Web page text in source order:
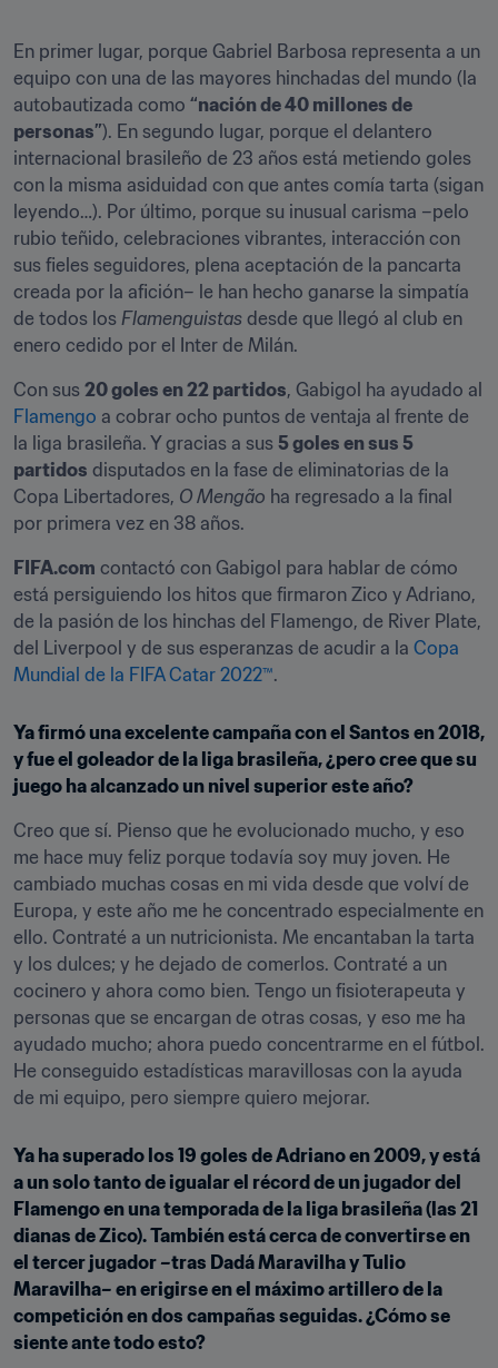
En primer lugar, porque Gabriel Barbosa representa a un
equipo con una de las mayores hinchadas del mundo (la
autobautizada como “nación de 40 millones de
personas”). En segundo lugar, porque el delantero
internacional brasileño de 23 años está metiendo goles
con la misma asiduidad con que antes comía tarta (sigan
leyendo…). Por último, porque su inusual carisma –pelo
rubio teñido, celebraciones vibrantes, interacción con
sus fieles seguidores, plena aceptación de la pancarta
creada por la afición– le han hecho ganarse la simpatía
de todos los Flamenguistas desde que llegó al club en
enero cedido por el Inter de Milán.
Con sus 20 goles en 22 partidos
Flamengo a cobrar ocho puntos de ventaja al frente de
la liga brasileña. Y gracias a sus 5 goles en sus 5
partidos disputados en la fase de eliminatorias de la
Copa Libertadores, O Mengão ha regresado a la final
por primera vez en 38 años.
FIFA.com contactó con Gabigol para hablar de cómo
está persiguiendo los hitos que firmaron Zico y Adriano,
de la pasión de los hinchas del Flamengo, de River Plate,
del Liverpool y de sus esperanzas de acudir a la Copa
Mundial de la FIFA Catar 2022™.
Ya firmó una excelente campaña con el Santos en 2018,
y fue el goleador de la liga brasileña, ¿pero cree que su
juego ha alcanzado un nivel superior este año?
Creo que sí. Pienso que he evolucionado mucho, y eso
me hace muy feliz porque todavía soy muy joven. He
cambiado muchas cosas en mi vida desde que volví de
Europa, y este año me he concentrado especialmente en
ello. Contraté a un nutricionista. Me encantaban la tarta
y los dulces; y he dejado de comerlos. Contraté a un
cocinero y ahora como bien. Tengo un fisioterapeuta y
personas que se encargan de otras cosas, y eso me ha
ayudado mucho; ahora puedo concentrarme en el fútbol.
He conseguido estadísticas maravillosas con la ayuda
de mi equipo, pero siempre quiero mejorar.
Ya ha superado los 19 goles de Adriano en 2009, y está
a un solo tanto de igualar el récord de un jugador del
Flamengo en una temporada de la liga brasileña (las 21
dianas de Zico). También está cerca de convertirse en
el tercer jugador –tras Dadá Maravilha y Tulio
Maravilha– en erigirse en el máximo artillero de la
competición en dos campañas seguidas. ¿Cómo se
siente ante todo esto?